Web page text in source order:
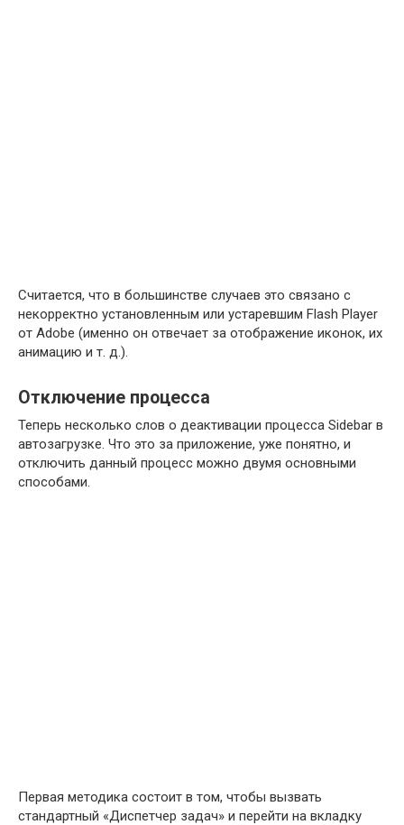
Считается, что в большинстве случаев это связано с
некорректно установленным или устаревшим Flash Player
от Adobe (именно он отвечает за отображение иконок, их
анимацию и т. д.).
Отключение процесса
Теперь несколько слов о деактивации процесса Sidebar в
автозагрузке. Что это за приложение, уже понятно, и
отключить данный процесс можно двумя основными
способами.
Первая методика состоит в том, чтобы вызвать
стандартный «Диспетчер задач» и перейти на вкладку